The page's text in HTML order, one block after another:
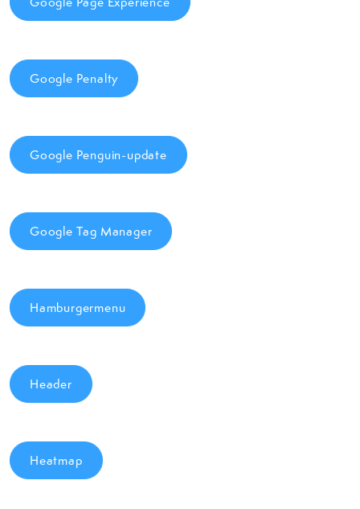
Google Penalty
Google Penguin-update
Google Tag Manager
Hamburgermenu
Header
Heatmap